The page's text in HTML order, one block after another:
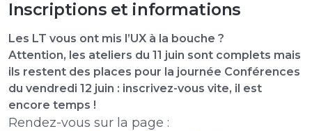
Inscriptions et informations
Les LT vous ont mis l’UX à la bouche ?
Attention, les ateliers du 11 juin sont complets mais
ils restent des places pour la journée Conférences
du vendredi 12 juin : inscrivez-vous vite, il est
encore temps !
Rendez-vous sur la page :